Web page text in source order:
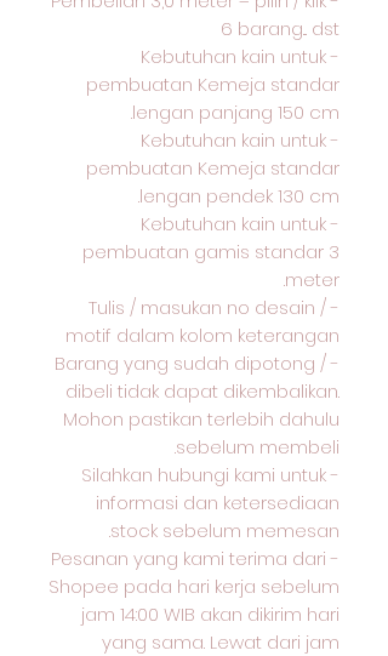
6 barang... dst
- Kebutuhan kain untuk
pembuatan Kemeja standar
lengan panjang 150 cm.
- Kebutuhan kain untuk
pembuatan Kemeja standar
lengan pendek 130 cm.
- Kebutuhan kain untuk
pembuatan gamis standar 3
meter.
- Tulis / masukan no desain /
motif dalam kolom keterangan
- Barang yang sudah dipotong /
dibeli tidak dapat dikembalikan.
Mohon pastikan terlebih dahulu
sebelum membeli.
- Silahkan hubungi kami untuk
informasi dan ketersediaan
stock sebelum memesan.
- Pesanan yang kami terima dari
Shopee pada hari kerja sebelum
jam 14:00 WIB akan dikirim hari
yang sama. Lewat dari jam